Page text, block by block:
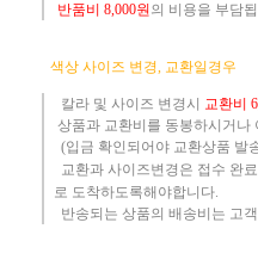
반품비 8,000원 의 비용을 부담
색상 사이즈 변경, 교환일경우
칼라 및 사이즈 변경시 교환비
상품과 교환비를 동봉하시거나
(입금 확인되어야 교환상품 발
교환과 사이즈변경은 접수 완
로 도착하도록해야합니다.
반송되는 상품의 배송비는 고